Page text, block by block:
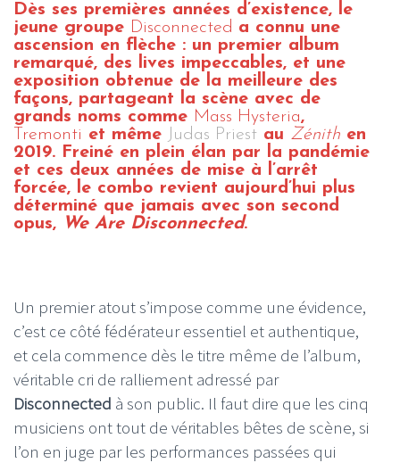
Dès ses premières années d’existence, le
jeune groupe Disconnected a connu une
ascension en flèche : un premier album
remarqué, des lives impeccables, et une
exposition obtenue de la meilleure des
façons, partageant la scène avec de
grands noms comme Mass Hysteria,
Tremonti et même Judas Priest au Zénith en
2019. Freiné en plein élan par la pandémie
et ces deux années de mise à l’arrêt
forcée, le combo revient aujourd’hui plus
déterminé que jamais avec son second
opus, We Are Disconnected.
Un premier atout s’impose comme une évidence,
c’est ce côté fédérateur essentiel et authentique,
et cela commence dès le titre même de l’album,
véritable cri de ralliement adressé par
Disconnected à son public. Il faut dire que les cinq
musiciens ont tout de véritables bêtes de scène, si
l’on en juge par les performances passées qui